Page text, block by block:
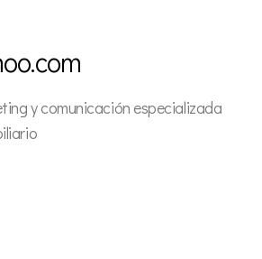
y comunicación especializada